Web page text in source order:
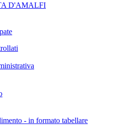
D'AMALFI
- in formato tabellare